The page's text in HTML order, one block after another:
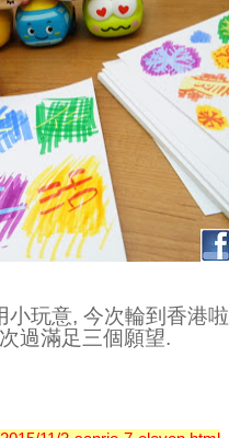
小玩意, 今次輪到香港啦
過滿足三個願望.